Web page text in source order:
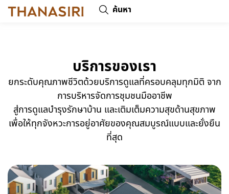
ค้นหา
บริการของเรา
ยกระดับคุณภาพชีวิตด้วยบริการดูแลที่ครอบคลุมทุกมิติ จาก
การบริหารจัดการชุมชนมืออาชีพ
สู่การดูแลบำรุงรักษาบ้าน และเติมเต็มความสุขด้านสุขภาพ
เพื่อให้ทุกจังหวะการอยู่อาศัยของคุณสมบูรณ์แบบและยั่งยืน
ที่สุด